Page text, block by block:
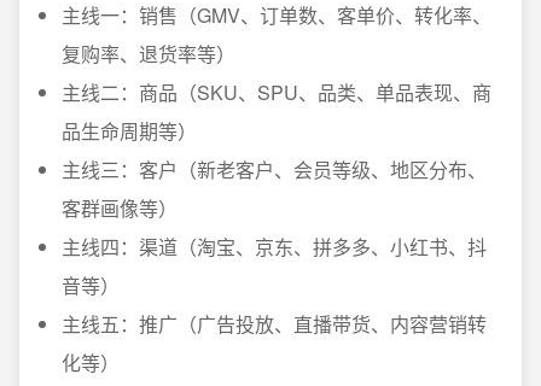
主线一：销售（GMV、订单数、客单价、转化率、
复购率、退货率等）
主线二：商品（SKU、SPU、品类、单品表现、商
品生命周期等）
主线三：客户（新老客户、会员等级、地区分布、
客群画像等）
主线四：渠道（淘宝、京东、拼多多、小红书、抖
音等）
主线五：推广（广告投放、直播带货、内容营销转
化等）